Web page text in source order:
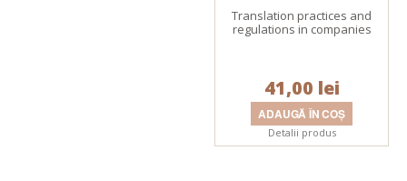
Translation practices and
regulations in companies
41,00 lei
Detalii produs